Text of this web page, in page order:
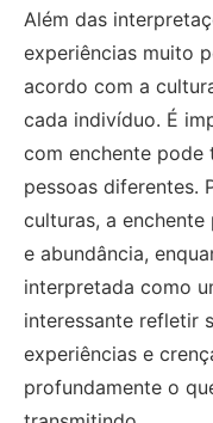
Além das
experiências muito
acordo com a
cada indivíduo. É
com enchente pode
pessoas diferentes.
culturas, a
e abundância,
interpretada como
interessante refletir
experiências e
profundamente o